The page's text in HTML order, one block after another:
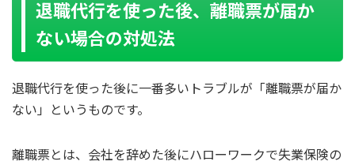
退職代行を使った後、離職票が届か
ない場合の対処法
退職代行を使った後に一番多いトラブルが「離職票が届か
ない」というものです。
離職票とは、会社を辞めた後にハローワークで失業保険の